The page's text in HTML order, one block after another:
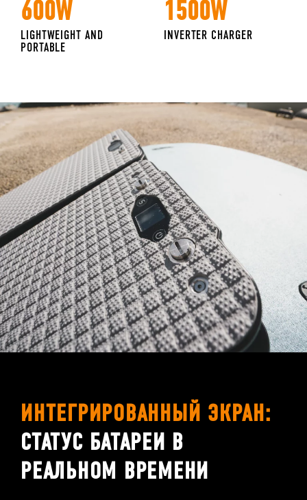
600W
LIGHTWEIGHT AND
PORTABLE
1500W
INVERTER CHARGER
ИНТЕГРИРОВАННЫЙ ЭКРАН:
СТАТУС БАТАРЕИ В
РЕАЛЬНОМ ВРЕМЕНИ